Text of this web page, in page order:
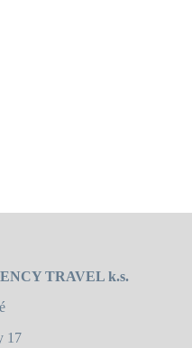
TRAVEL k.s.
17